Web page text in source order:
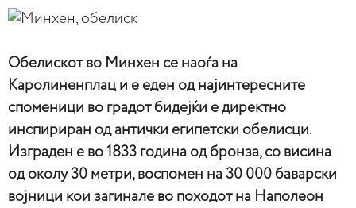
Обелискот во Минхен се наоѓа на
Каролиненплац и е еден од најинтересните
споменици во градот бидејќи е директно
инспириран од антички египетски обелисци.
Изграден е во 1833 година од бронза, со висина
од околу 30 метри, воспомен на 30 000 баварски
војници кои загинале во походот на Наполеон